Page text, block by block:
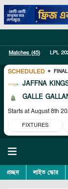
Matches (45) LPL
SCHEDULED FINAL
JAFFNA
GALLE
Starts atAugust 8th
FIXTURES
প্রচ্ছদ লাইভ স্কোর